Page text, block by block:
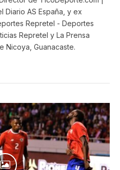
Diario AS España, y ex
Repretel - Deportes
Repretel y La Prensa
Nicoya, Guanacaste.